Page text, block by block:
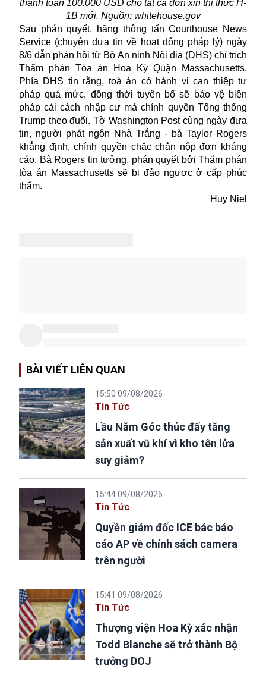
thanh toán 100.000 USD cho tất cả đơn xin thị thực H-
1B mới. Nguồn: whitehouse.gov
Sau phán quyết, hãng thông tấn Courthouse News
Service (chuyên đưa tin về hoạt động pháp lý) ngày
8/6 dẫn phản hồi từ Bộ An ninh Nội địa (DHS) chỉ trích
Thẩm phán Tòa án Hoa Kỳ Quận Massachusetts.
Phía DHS tin rằng, toà án có hành vi can thiệp tư
pháp quá mức, đồng thời tuyên bố sẽ bảo vệ biện
pháp cải cách nhập cư mà chính quyền Tổng thống
Trump theo đuổi. Tờ Washington Post cùng ngày đưa
tin, người phát ngôn Nhà Trắng - bà Taylor Rogers
khẳng định, chính quyền chắc chắn nộp đơn kháng
cáo. Bà Rogers tin tưởng, phán quyết bởi Thẩm phán
tòa án Massachusetts sẽ bị đảo ngược ở cấp phúc
thẩm.
Huy Niel
BÀI VIẾT LIÊN QUAN
15:50 09/08/2026
Tin Tức
Lầu Năm Góc thúc đẩy tăng
sản xuất vũ khí vì kho tên lửa
suy giảm?
15:44 09/08/2026
Tin Tức
Quyền giám đốc ICE bác báo
cáo AP về chính sách camera
trên người
15:41 09/08/2026
Tin Tức
Thượng viện Hoa Kỳ xác nhận
Todd Blanche sẽ trở thành Bộ
trưởng DOJ